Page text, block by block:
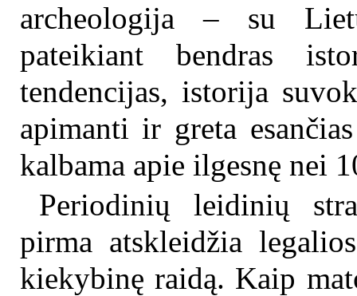
archeologija – su
pateikiant bendras
tendencijas, istorija
apimanti ir greta
kalbama apie ilgesnę nei
Periodinių leidinių
pirma atskleidžia
kiekybinę raidą. Kaip